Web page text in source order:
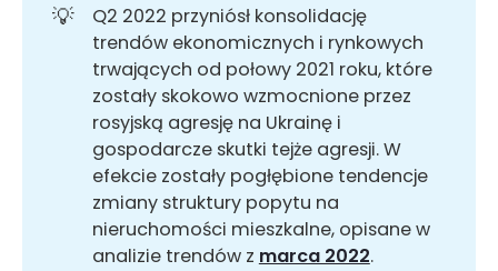
💡
Q2 2022 przyniósł konsolidację
trendów ekonomicznych i rynkowych
trwających od połowy 2021 roku, które
zostały skokowo wzmocnione przez
rosyjską agresję na Ukrainę i
gospodarcze skutki tejże agresji. W
efekcie zostały pogłębione tendencje
zmiany struktury popytu na
nieruchomości mieszkalne, opisane w
analizie trendów z marca 2022.